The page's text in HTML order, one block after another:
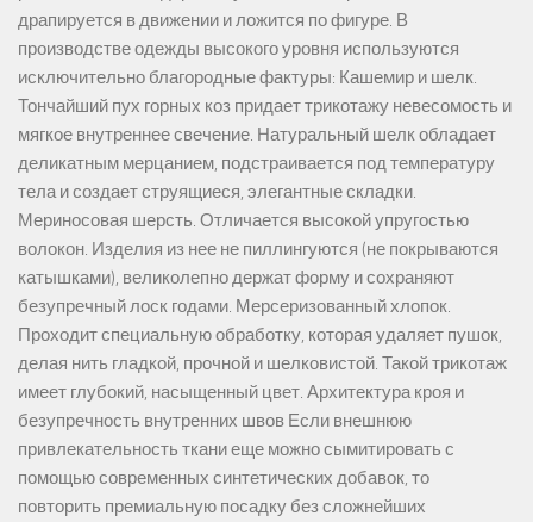
драпируется в движении и ложится по фигуре. В
производстве одежды высокого уровня используются
исключительно благородные фактуры: Кашемир и шелк.
Тончайший пух горных коз придает трикотажу невесомость и
мягкое внутреннее свечение. Натуральный шелк обладает
деликатным мерцанием, подстраивается под температуру
тела и создает струящиеся, элегантные складки.
Мериносовая шерсть. Отличается высокой упругостью
волокон. Изделия из нее не пиллингуются (не покрываются
катышками), великолепно держат форму и сохраняют
безупречный лоск годами. Мерсеризованный хлопок.
Проходит специальную обработку, которая удаляет пушок,
делая нить гладкой, прочной и шелковистой. Такой трикотаж
имеет глубокий, насыщенный цвет. Архитектура кроя и
безупречность внутренних швов Если внешнюю
привлекательность ткани еще можно сымитировать с
помощью современных синтетических добавок, то
повторить премиальную посадку без сложнейших